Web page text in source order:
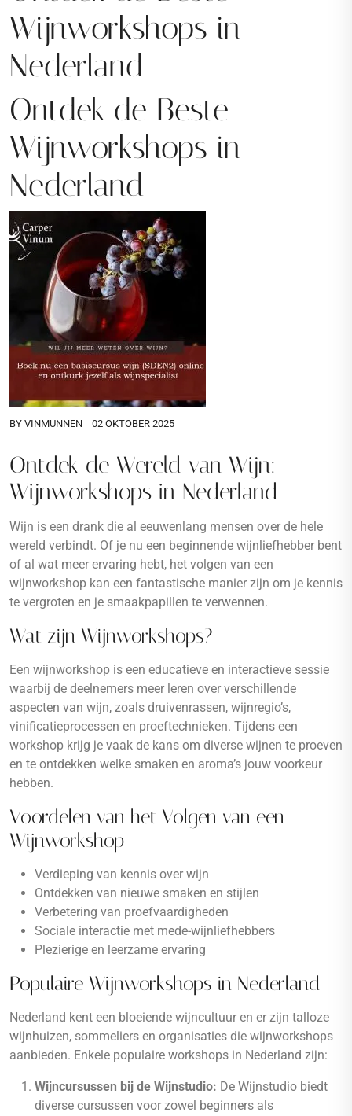
Wijnworkshops in
Nederland
Ontdek de Beste
Wijnworkshops in
Nederland
BY VINMUNNEN 02 OKTOBER 2025
Ontdek de Wereld van Wijn:
Wijnworkshops in Nederland
Wijn is een drank die al eeuwenlang mensen over de hele
wereld verbindt. Of je nu een beginnende wijnliefhebber bent
of al wat meer ervaring hebt, het volgen van een
wijnworkshop kan een fantastische manier zijn om je kennis
te vergroten en je smaakpapillen te verwennen.
Wat zijn Wijnworkshops?
Een wijnworkshop is een educatieve en interactieve sessie
waarbij de deelnemers meer leren over verschillende
aspecten van wijn, zoals druivenrassen, wijnregio’s,
vinificatieprocessen en proeftechnieken. Tijdens een
workshop krijg je vaak de kans om diverse wijnen te proeven
en te ontdekken welke smaken en aroma’s jouw voorkeur
hebben.
Voordelen van het Volgen van een
Wijnworkshop
Verdieping van kennis over wijn
Ontdekken van nieuwe smaken en stijlen
Verbetering van proefvaardigheden
Sociale interactie met mede-wijnliefhebbers
Plezierige en leerzame ervaring
Populaire Wijnworkshops in Nederland
Nederland kent een bloeiende wijncultuur en er zijn talloze
wijnhuizen, sommeliers en organisaties die wijnworkshops
aanbieden. Enkele populaire workshops in Nederland zijn:
Wijncursussen bij de Wijnstudio: De Wijnstudio biedt
diverse cursussen voor zowel beginners als